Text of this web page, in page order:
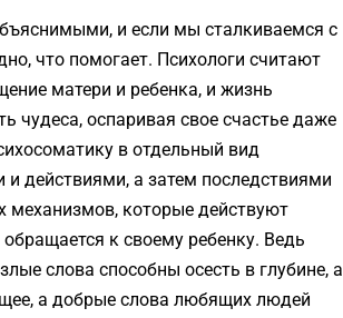
и если мы сталкиваемся с
что помогает. Психологи считают
матери и ребенка, и жизнь
чудеса, оспаривая свое счастье даже
в отдельный вид
действиями, а затем последствиями
механизмов, которые действуют
к своему ребенку. Ведь
слова способны осесть в глубине, а
а добрые слова любящих людей